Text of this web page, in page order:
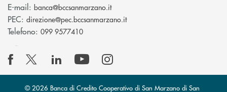
E-mail: banca@bccsanmarzano.it(si apre l’app di posta
PEC: direzione@pec.bccsanmarzano.it(si apre l’app di posta
Telefono: 099 9577410
© 2026 Banca di Credito Cooperativo di San Marzano di San